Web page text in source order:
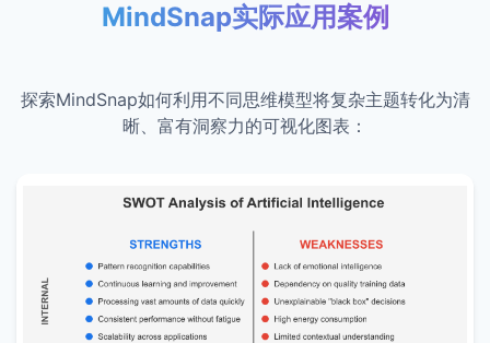
MindSnap实际应用案例
探索MindSnap如何利用不同思维模型将复杂主题转化为清
晰、富有洞察力的可视化图表：